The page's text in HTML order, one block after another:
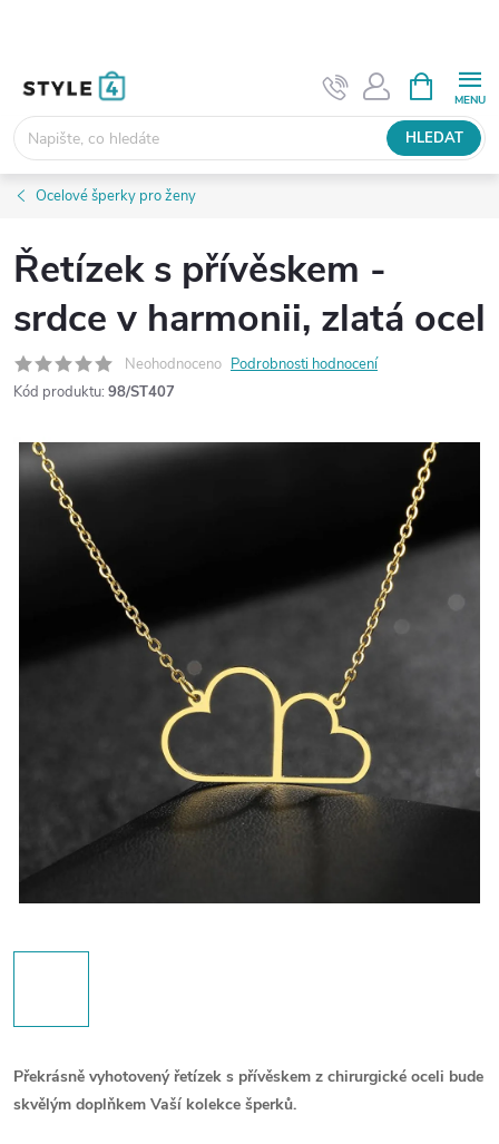
HLEDAT
NÁKUPNÍ
KOŠÍK
Ocelové šperky pro ženy
Řetízek s přívěskem -
srdce v harmonii, zlatá ocel
Neohodnoceno Podrobnosti hodnocení
Kód produktu: 98/ST407
Překrásně vyhotovený řetízek s přívěskem z chirurgické oceli bude
skvělým doplňkem Vaší kolekce šperků.